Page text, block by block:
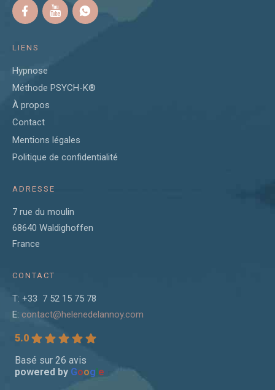
LIENS
Hypnose
Méthode PSYCH-K®
À propos
Contact
Mentions légales
Politique de confidentialité
ADRESSE
7 rue du moulin
68640 Waldighoffen
France
CONTACT
T: +33 7 52 15 75 78
E: contact@helenedelannoy.com
5.0
Basé sur 26 avis
powered by Google